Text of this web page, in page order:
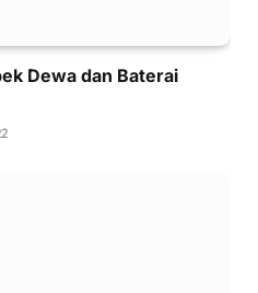
Dewa dan Baterai